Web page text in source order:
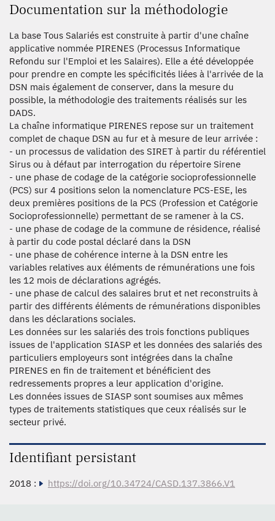
Documentation sur la méthodologie
La base Tous Salariés est construite à partir d'une chaîne
applicative nommée PIRENES (Processus Informatique
Refondu sur l'Emploi et les Salaires). Elle a été développée
pour prendre en compte les spécificités liées à l'arrivée de la
DSN mais également de conserver, dans la mesure du
possible, la méthodologie des traitements réalisés sur les
DADS.
La chaîne informatique PIRENES repose sur un traitement
complet de chaque DSN au fur et à mesure de leur arrivée :
- un processus de validation des SIRET à partir du référentiel
Sirus ou à défaut par interrogation du répertoire Sirene
- une phase de codage de la catégorie socioprofessionnelle
(PCS) sur 4 positions selon la nomenclature PCS-ESE, les
deux premières positions de la PCS (Profession et Catégorie
Socioprofessionnelle) permettant de se ramener à la CS.
- une phase de codage de la commune de résidence, réalisé
à partir du code postal déclaré dans la DSN
- une phase de cohérence interne à la DSN entre les
variables relatives aux éléments de rémunérations une fois
les 12 mois de déclarations agrégés.
- une phase de calcul des salaires brut et net reconstruits à
partir des différents éléments de rémunérations disponibles
dans les déclarations sociales.
Les données sur les salariés des trois fonctions publiques
issues de l'application SIASP et les données des salariés des
particuliers employeurs sont intégrées dans la chaîne
PIRENES en fin de traitement et bénéficient des
redressements propres a leur application d'origine.
Les données issues de SIASP sont soumises aux mêmes
types de traitements statistiques que ceux réalisés sur le
secteur privé.
Identifiant persistant
2018 : https://doi.org/10.34724/CASD.137.3866.V1